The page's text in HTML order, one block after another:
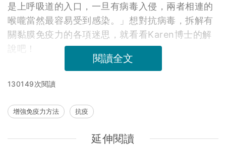
是上呼吸道的入口，一旦有病毒入侵，兩者相連的
喉嚨當然最容易受到感染。」想對抗病毒，拆解有
關黏膜免疫力的各項迷思，就看看Karen博士的解
說吧！
閱讀全文
130149次閱讀
增強免疫力方法 抗疫
延伸閱讀